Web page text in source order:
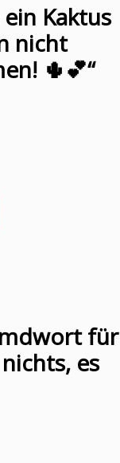
Kaktus
nicht
🌵💕“
für
es